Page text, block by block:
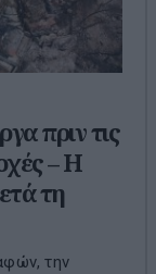
πριν τις
– Η
τη
την